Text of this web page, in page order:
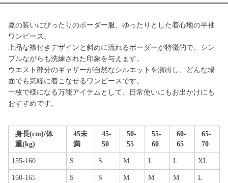
夏の装いにぴったりのボーダー服、ゆったりとした着心地の半袖
ワンピース。
上品な襟付きデザインと斜めに流れるボーダーが特徴的で、シン
プルながらも洗練された印象を与えます。
ウエスト部分のギャザーが自然なシルエットを演出し、どんな場
面でも気軽に着こなせるワンピースです。
一枚で様になる万能アイテムとして、日常使いにもお出かけにも
おすすめです。
身長(cm)/体
重(kg)
45未
満
45-
50
50-
55
55-
60
60-
65
65-
70
155-160 S S M L L XL
160-165 S S M M M L